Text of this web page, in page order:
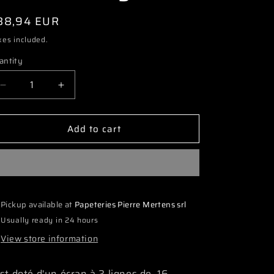
o
n
EUR
included.
Decrease
quantity
for
SKY500020
Increase
quantity
for
3827
SKY500020
Add to cart
Pickup available at Papeteries Pierre Mertens srl
Usually ready in 24 hours
View store information